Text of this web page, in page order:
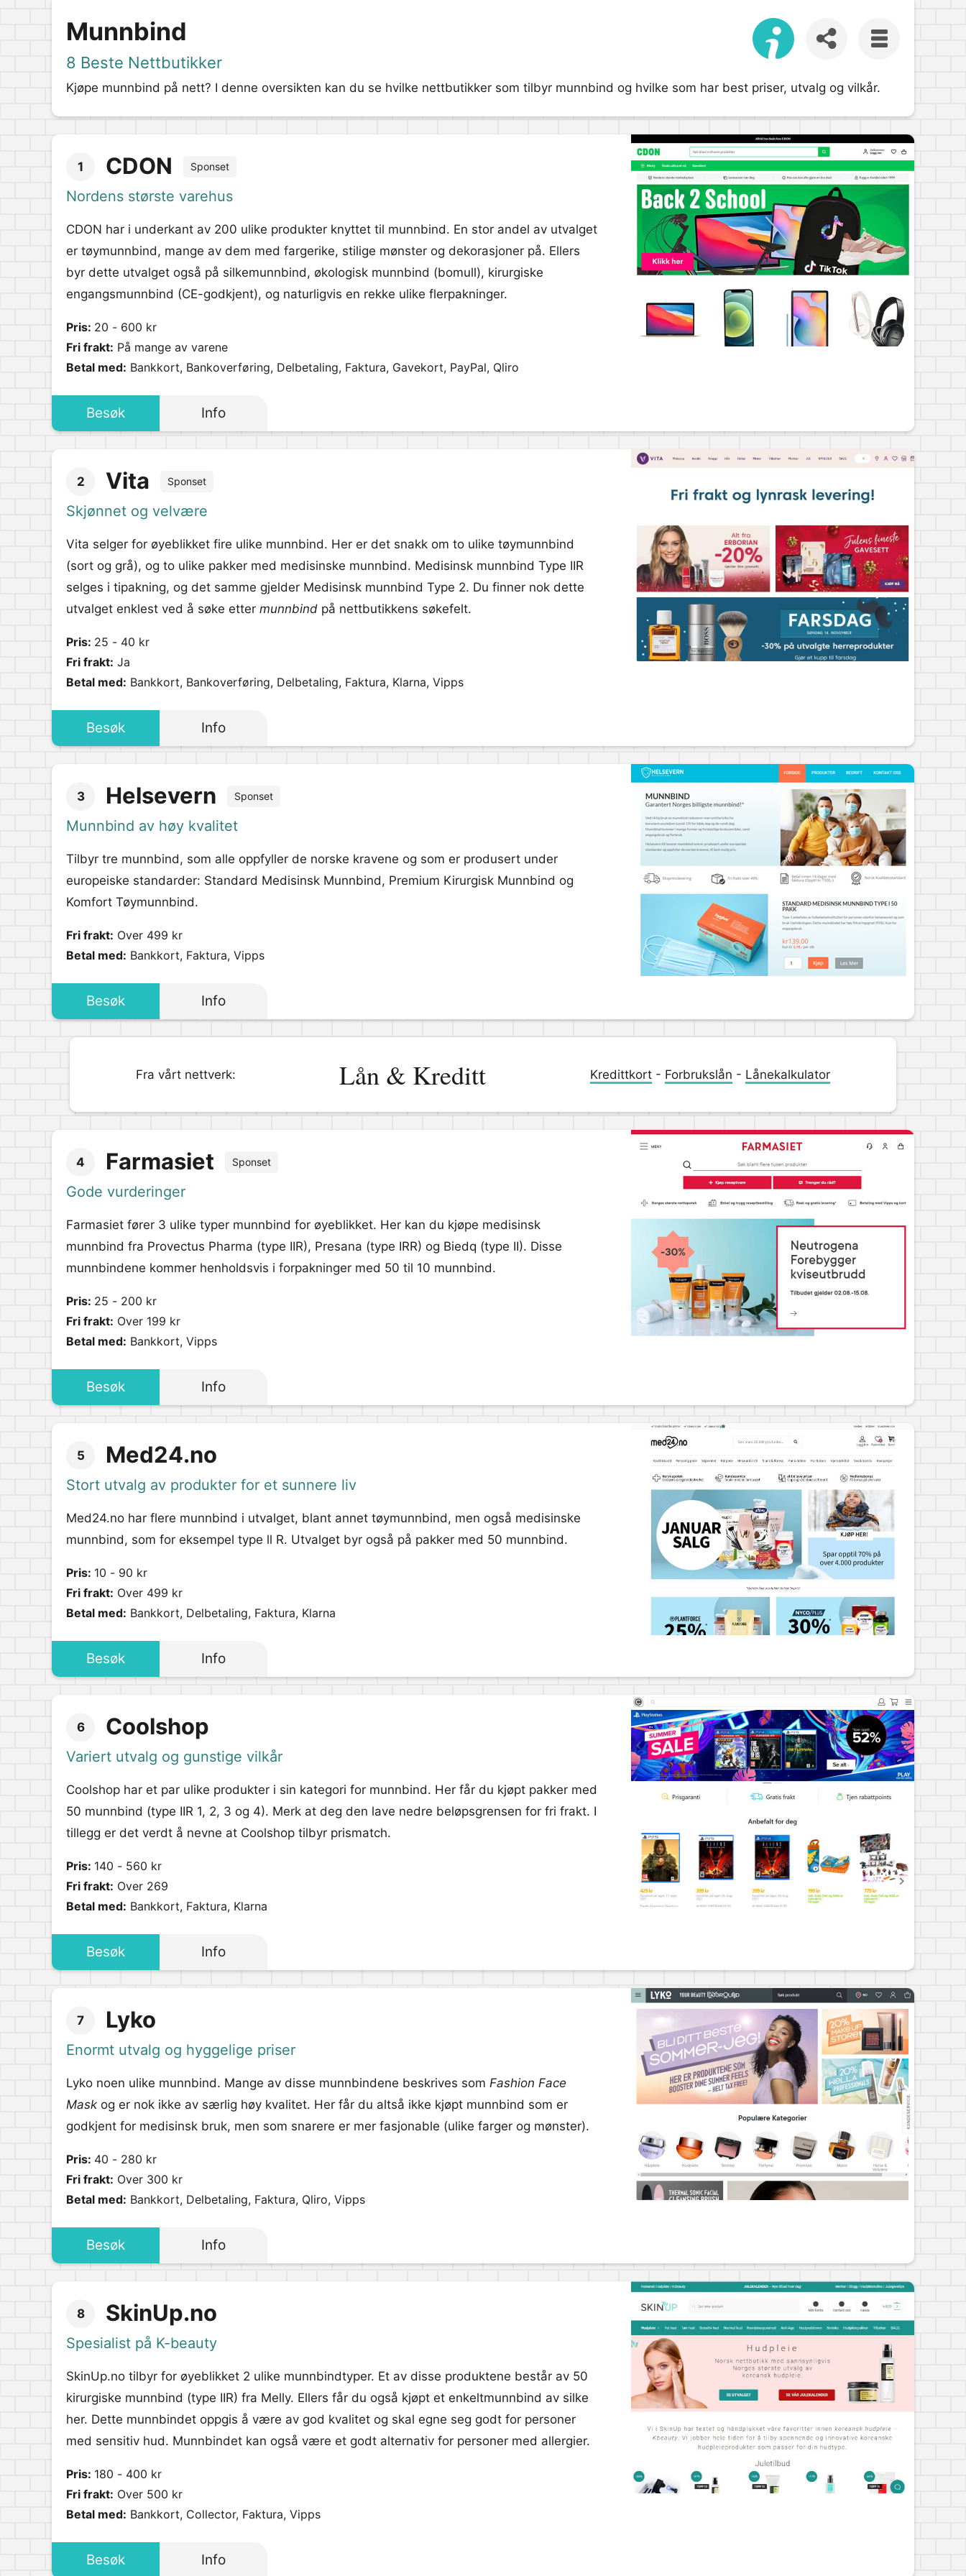
Munnbind
8 Beste Nettbutikker
Kjøpe munnbind på nett? I denne oversikten kan du se hvilke nettbutikker som tilbyr munnbind og hvilke som har best priser, utvalg og vilkår.
1 CDON Sponset
Nordens største varehus
CDON har i underkant av 200 ulike produkter knyttet til munnbind. En stor andel av utvalget
er tøymunnbind, mange av dem med fargerike, stilige mønster og dekorasjoner på. Ellers
byr dette utvalget også på silkemunnbind, økologisk munnbind (bomull), kirurgiske
engangsmunnbind (CE-godkjent), og naturligvis en rekke ulike flerpakninger.
Pris: 20 - 600 kr
Fri frakt: På mange av varene
Betal med: Bankkort, Bankoverføring, Delbetaling, Faktura, Gavekort, PayPal, Qliro
Besøk Info
2 Vita Sponset
Skjønnet og velvære
Vita selger for øyeblikket fire ulike munnbind. Her er det snakk om to ulike tøymunnbind
(sort og grå), og to ulike pakker med medisinske munnbind. Medisinsk munnbind Type IIR
selges i tipakning, og det samme gjelder Medisinsk munnbind Type 2. Du finner nok dette
utvalget enklest ved å søke etter munnbind på nettbutikkens søkefelt.
Pris: 25 - 40 kr
Fri frakt: Ja
Betal med: Bankkort, Bankoverføring, Delbetaling, Faktura, Klarna, Vipps
Besøk Info
3 Helsevern Sponset
Munnbind av høy kvalitet
Tilbyr tre munnbind, som alle oppfyller de norske kravene og som er produsert under
europeiske standarder: Standard Medisinsk Munnbind, Premium Kirurgisk Munnbind og
Komfort Tøymunnbind.
Fri frakt: Over 499 kr
Betal med: Bankkort, Faktura, Vipps
Besøk Info
Fra vårt nettverk: Lån & Kreditt Kredittkort- Forbrukslån - Lånekalkulator
4 Farmasiet Sponset
Gode vurderinger
Farmasiet fører 3 ulike typer munnbind for øyeblikket. Her kan du kjøpe medisinsk
munnbind fra Provectus Pharma (type IIR), Presana (type IRR) og Biedq (type II). Disse
munnbindene kommer henholdsvis i forpakninger med 50 til 10 munnbind.
Pris: 25 - 200 kr
Fri frakt: Over 199 kr
Betal med: Bankkort, Vipps
Besøk Info
5 Med24.no
Stort utvalg av produkter for et sunnere liv
Med24.no har flere munnbind i utvalget, blant annet tøymunnbind, men også medisinske
munnbind, som for eksempel type ll R. Utvalget byr også på pakker med 50 munnbind.
Pris: 10 - 90 kr
Fri frakt: Over 499 kr
Betal med: Bankkort, Delbetaling, Faktura, Klarna
Besøk Info
6 Coolshop
Variert utvalg og gunstige vilkår
Coolshop har et par ulike produkter i sin kategori for munnbind. Her får du kjøpt pakker med
50 munnbind (type IIR 1, 2, 3 og 4). Merk at deg den lave nedre beløpsgrensen for fri frakt. I
tillegg er det verdt å nevne at Coolshop tilbyr prismatch.
Pris: 140 - 560 kr
Fri frakt: Over 269
Betal med: Bankkort, Faktura, Klarna
Besøk Info
7 Lyko
Enormt utvalg og hyggelige priser
Lyko noen ulike munnbind. Mange av disse munnbindene beskrives som Fashion Face
Mask og er nok ikke av særlig høy kvalitet. Her får du altså ikke kjøpt munnbind som er
godkjent for medisinsk bruk, men som snarere er mer fasjonable (ulike farger og mønster).
Pris: 40 - 280 kr
Fri frakt: Over 300 kr
Betal med: Bankkort, Delbetaling, Faktura, Qliro, Vipps
Besøk Info
8 SkinUp.no
Spesialist på K-beauty
SkinUp.no tilbyr for øyeblikket 2 ulike munnbindtyper. Et av disse produktene består av 50
kirurgiske munnbind (type IIR) fra Melly. Ellers får du også kjøpt et enkeltmunnbind av silke
her. Dette munnbindet oppgis å være av god kvalitet og skal egne seg godt for personer
med sensitiv hud. Munnbindet kan også være et godt alternativ for personer med allergier.
Pris: 180 - 400 kr
Fri frakt: Over 500 kr
Betal med: Bankkort, Collector, Faktura, Vipps
Besøk Info